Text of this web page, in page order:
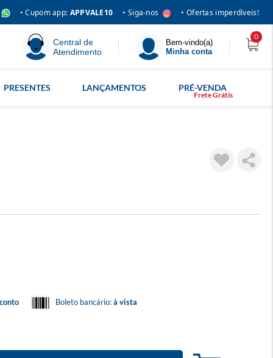
• Cupom app: APPVALE10 • Siga-nos • Ofertas imperdíveis!
Central de
Atendimento
Bem-vindo(a)
Minha conta
0
PRESENTES LANÇAMENTOS PRÉ-VENDA
Boleto bancário:à vista